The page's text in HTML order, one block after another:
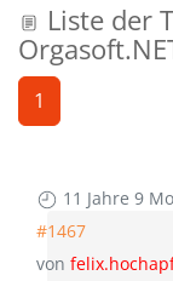
Liste der
1
11 Jahre 9
#1467
von